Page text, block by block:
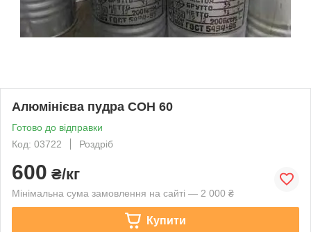
Алюмінієва пудра COH 60
Готово до відправки
Код: 03722
Роздріб
600 ₴/кг
Мінімальна сума замовлення на сайті — 2 000 ₴
Купити